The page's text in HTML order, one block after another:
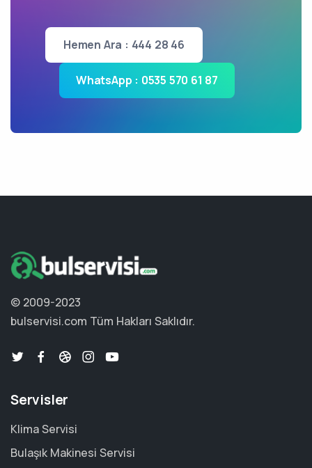
Hemen Ara : 444 28 46
WhatsApp : 0535 570 61 87
© 2009-2023
bulservisi.com Tüm Hakları Saklıdır.
Servisler
Klima Servisi
Bulaşık Makinesi Servisi